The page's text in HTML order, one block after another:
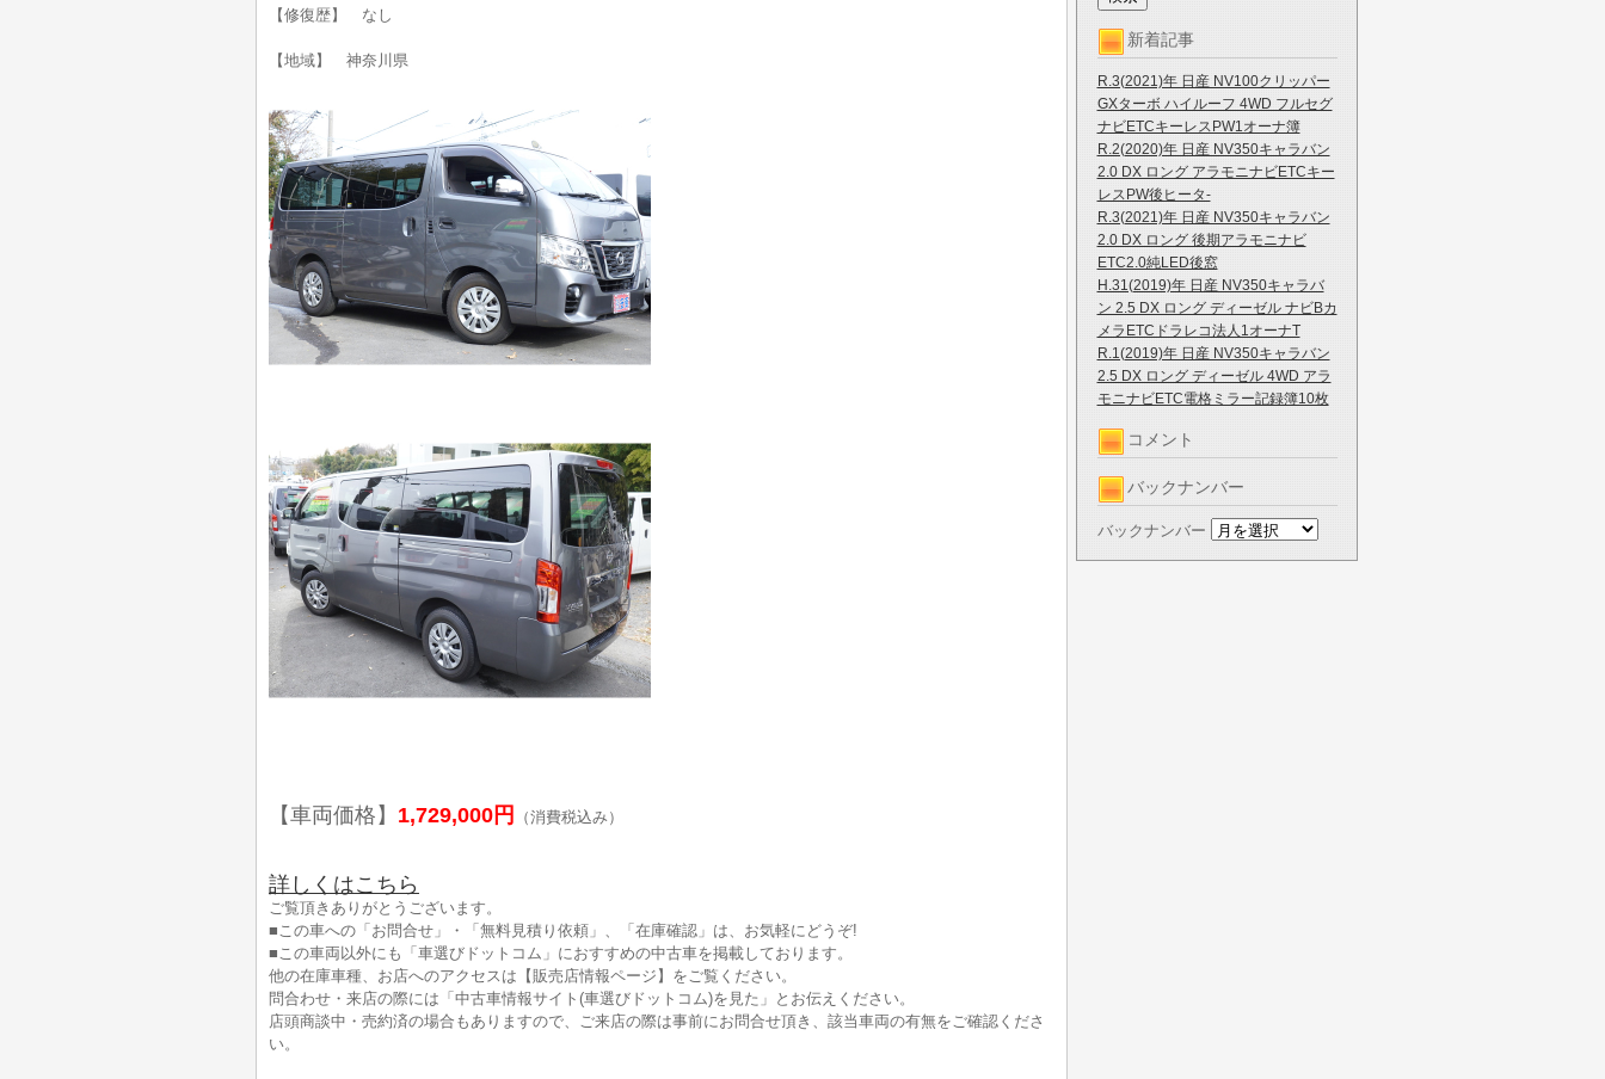
新着記事
R.3(2021)年 日産 NV100クリッパー
GXターボ ハイルーフ 4WD フルセグ
ナビETCキーレスPW1オーナ簿
R.2(2020)年 日産 NV350キャラバン
2.0 DX ロング アラモニナビETCキー
レスPW後ヒータ-
R.3(2021)年 日産 NV350キャラバン
2.0 DX ロング 後期アラモニナビ
ETC2.0純LED後窓
H.31(2019)年 日産 NV350キャラバ
ン 2.5 DX ロング ディーゼル ナビBカ
メラETCドラレコ法人1オーナT
R.1(2019)年 日産 NV350キャラバン
2.5 DX ロング ディーゼル 4WD アラ
モニナビETC電格ミラー記録簿10枚
コメント
バックナンバー
バックナンバー
【修復歴】 なし
【地域】 神奈川県
【車両価格】 1,729,000円 （消費税込み）
詳しくはこちら
ご覧頂きありがとうございます。
■この車への「お問合せ」・「無料見積り依頼」、「在庫確認」は、お気軽にどうぞ!
■この車両以外にも「車選びドットコム」におすすめの中古車を掲載しております。
他の在庫車種、お店へのアクセスは【販売店情報ページ】をご覧ください。
問合わせ・来店の際には「中古車情報サイト(車選びドットコム)を見た」とお伝えください。
店頭商談中・売約済の場合もありますので、ご来店の際は事前にお問合せ頂き、該当車両の有無をご確認くださ
い。